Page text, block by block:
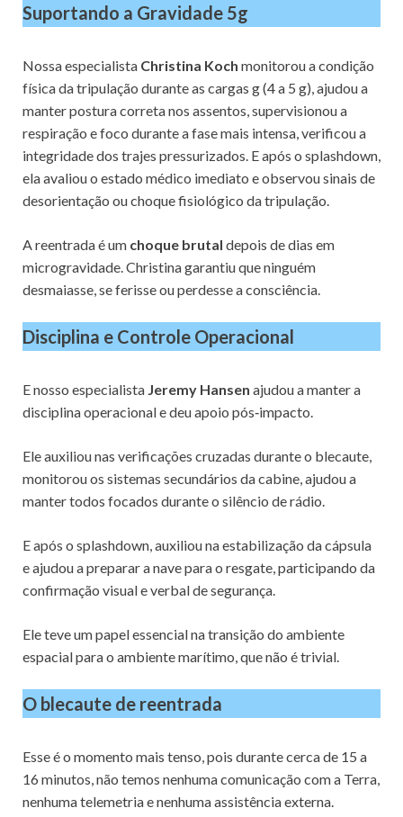
Suportando a Gravidade 5g
Nossa especialista Christina Koch monitorou a condição
física da tripulação durante as cargas g (4 a 5 g), ajudou a
manter postura correta nos assentos, supervisionou a
respiração e foco durante a fase mais intensa, verificou a
integridade dos trajes pressurizados. E após o splashdown,
ela avaliou o estado médico imediato e observou sinais de
desorientação ou choque fisiológico da tripulação.
A reentrada é um choque brutal depois de dias em
microgravidade. Christina garantiu que ninguém
desmaiasse, se ferisse ou perdesse a consciência.
Disciplina e Controle Operacional
E nosso especialista Jeremy Hansen ajudou a manter a
disciplina operacional e deu apoio pós‑impacto.
Ele auxiliou nas verificações cruzadas durante o blecaute,
monitorou os sistemas secundários da cabine, ajudou a
manter todos focados durante o silêncio de rádio.
E após o splashdown, auxiliou na estabilização da cápsula
e ajudou a preparar a nave para o resgate, participando da
confirmação visual e verbal de segurança.
Ele teve um papel essencial na transição do ambiente
espacial para o ambiente marítimo, que não é trivial.
O blecaute de reentrada
Esse é o momento mais tenso, pois durante cerca de 15 a
16 minutos, não temos nenhuma comunicação com a Terra,
nenhuma telemetria e nenhuma assistência externa.